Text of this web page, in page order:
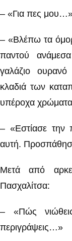
– «Για πες
– «Βλέπω τα
παντού
γαλάζιο
κλαδιά των
υπέροχα
– «Εστίασε την
αυτή.
Μετά από
Πασχαλίτσα:
– «Πώς
περιγράψεις…»